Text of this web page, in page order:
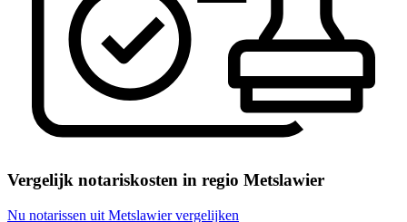
Vergelijk notariskosten in regio Metslawier
Nu notarissen uit Metslawier vergelijken